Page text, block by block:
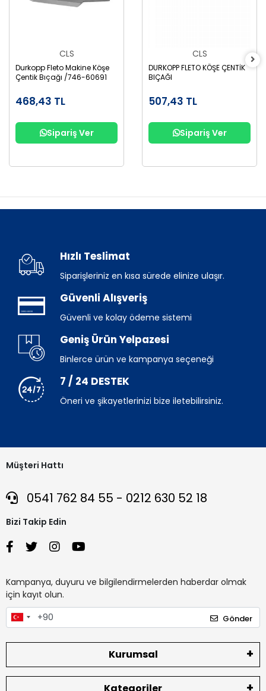
CLS
Durkopp Fleto Makine Köşe
Çentik Bıçağı /746-60691
468,43 TL
Sipariş Ver
CLS
DURKOPP FLETO KÖŞE ÇENTİK
BIÇAĞI
507,43 TL
Sipariş Ver
Hızlı Teslimat
Siparişleriniz en kısa sürede elinize ulaşır.
Güvenli Alışveriş
Güvenli ve kolay ödeme sistemi
Geniş Ürün Yelpazesi
Binlerce ürün ve kampanya seçeneği
7 / 24 DESTEK
Öneri ve şikayetlerinizi bize iletebilirsiniz.
Müşteri Hattı
0541 762 84 55 - 0212 630 52 18
Bizi Takip Edin
Kampanya, duyuru ve bilgilendirmelerden haberdar olmak
için kayıt olun.
Gönder
Kurumsal